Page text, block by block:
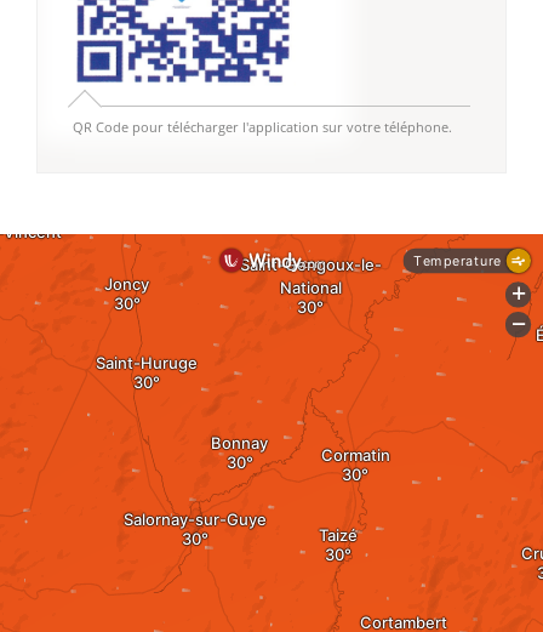
QR Code pour télécharger l'application sur votre téléphone.